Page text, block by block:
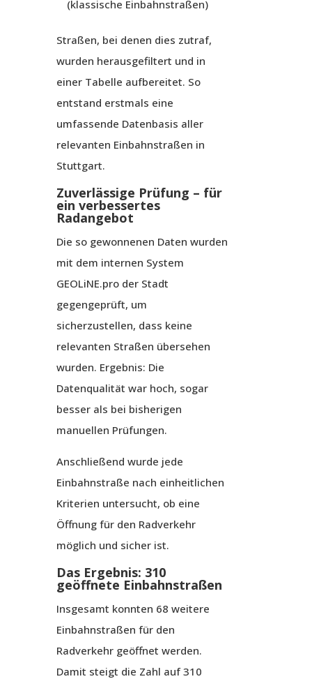
(klassische Einbahnstraßen)
Straßen, bei denen dies zutraf,
wurden herausgefiltert und in
einer Tabelle aufbereitet. So
entstand erstmals eine
umfassende Datenbasis aller
relevanten Einbahnstraßen in
Stuttgart.
Zuverlässige Prüfung – für
ein verbessertes
Radangebot
Die so gewonnenen Daten wurden
mit dem internen System
GEOLiNE.pro der Stadt
gegengeprüft, um
sicherzustellen, dass keine
relevanten Straßen übersehen
wurden. Ergebnis: Die
Datenqualität war hoch, sogar
besser als bei bisherigen
manuellen Prüfungen.
Anschließend wurde jede
Einbahnstraße nach einheitlichen
Kriterien untersucht, ob eine
Öffnung für den Radverkehr
möglich und sicher ist.
Das Ergebnis: 310
geöffnete Einbahnstraßen
Insgesamt konnten 68 weitere
Einbahnstraßen für den
Radverkehr geöffnet werden.
Damit steigt die Zahl auf 310